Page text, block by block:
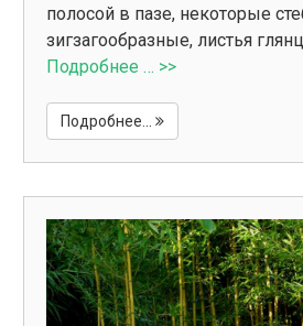
полосой в пазе, некоторые
зигзагообразные, листья
Подробнее … >>
Подробнее...